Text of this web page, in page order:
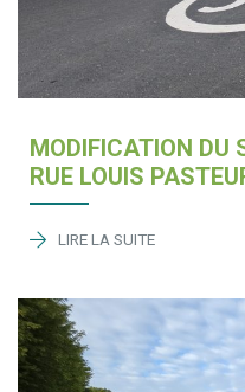
MODIFICATION DU
RUE LOUIS
LIRE LA SUITE